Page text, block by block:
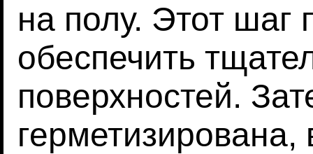
на полу. Этот шаг
обеспечить
поверхностей.